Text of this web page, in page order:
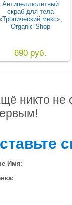
Антицеллюлитный
скраб для тела
микс»,
Organic Shop
690 руб.
никто не
Имя: